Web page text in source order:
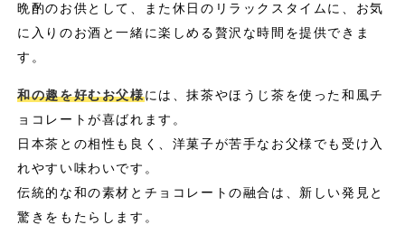
晩酌のお供として、また休日のリラックスタイムに、お気
に入りのお酒と一緒に楽しめる贅沢な時間を提供できま
す。
和の趣を好むお父様には、抹茶やほうじ茶を使った和風チ
ョコレートが喜ばれます。
日本茶との相性も良く、洋菓子が苦手なお父様でも受け入
れやすい味わいです。
伝統的な和の素材とチョコレートの融合は、新しい発見と
驚きをもたらします。